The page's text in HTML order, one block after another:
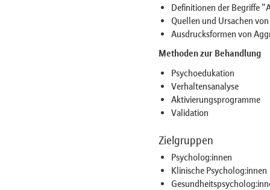
Definitionen der Begriffe
Quellen und Ursachen
Ausdrucksformen von
Methoden zur Behandlung
Psychoedukation
Verhaltensanalyse
Aktivierungsprogramme
Validation
Zielgruppen
Psycholog:innen
Klinische Psycholog:innen